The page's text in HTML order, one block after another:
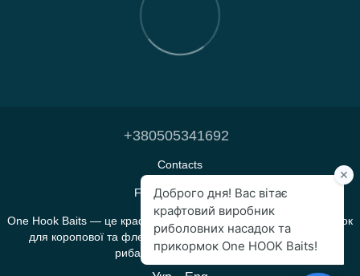
+380505341692
Contacts
Full version of site
One Hook Baits — це крафтове виробництво прикормок і насадок
для коропової та флет-фідерної риболовлі, яке створене
рибалками для рибалок.